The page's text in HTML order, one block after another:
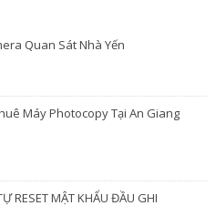
Quan Sát Nhà Yến
Máy Photocopy Tại An Giang
RESET MẬT KHẨU ĐẦU GHI